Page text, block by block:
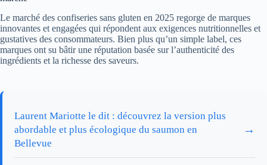
Le marché des confiseries sans gluten en 2025 regorge de marques
innovantes et engagées qui répondent aux exigences nutritionnelles et
gustatives des consommateurs. Bien plus qu’un simple label, ces
marques ont su bâtir une réputation basée sur l’authenticité des
ingrédients et la richesse des saveurs.
Laurent Mariotte le dit : découvrez la version plus
abordable et plus écologique du saumon en
Bellevue
→